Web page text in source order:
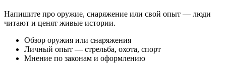
Напишите про оружие, снаряжение или свой опыт — люди
читают и ценят живые истории.
Обзор оружия или снаряжения
Личный опыт — стрельба, охота, спорт
Мнение по законам и оформлению